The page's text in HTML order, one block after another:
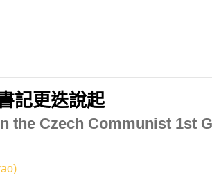
記更迭說起
the Czech Communist 1st